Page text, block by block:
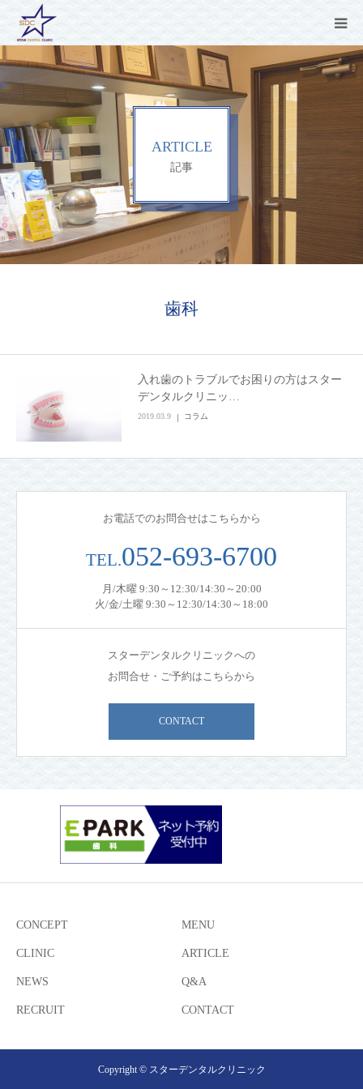
ARTICLE
記事
歯科
入れ歯のトラブルでお困りの方はスター
デンタルクリニッ…
2019.03.9 コラム
お電話でのお問合せはこちらから
TEL.052-693-6700
月/木曜 9:30～12:30/14:30～20:00
火/金/土曜 9:30～12:30/14:30～18:00
スターデンタルクリニックへの
お問合せ・ご予約はこちらから
CONTACT
CONCEPT MENU
CLINIC ARTICLE
NEWS Q&A
RECRUIT CONTACT
Copyright © スターデンタルクリニック
CONCEPT
MENU
CLINIC
ARTICLE
NEWS
CONTACT